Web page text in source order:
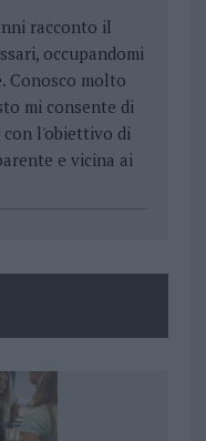
racconto il
occupandomi
Conosco molto
mi consente di
l'obiettivo di
e vicina ai